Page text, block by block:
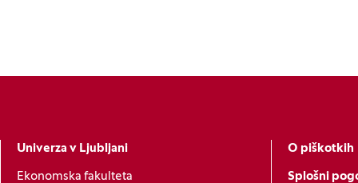
Univerza v Ljubljani
Ekonomska fakulteta
O piškotkih
Splošni